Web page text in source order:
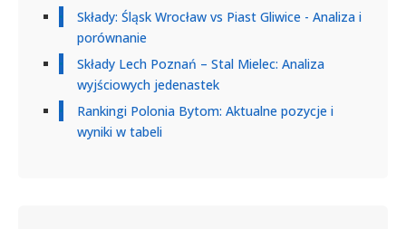
Składy: Śląsk Wrocław vs Piast Gliwice - Analiza i
porównanie
Składy Lech Poznań – Stal Mielec: Analiza
wyjściowych jedenastek
Rankingi Polonia Bytom: Aktualne pozycje i
wyniki w tabeli